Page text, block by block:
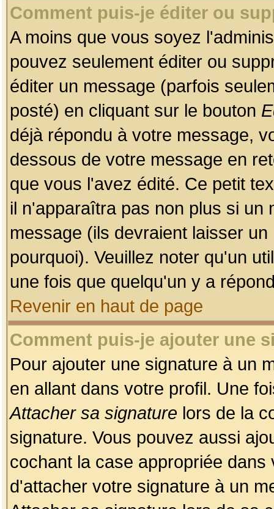
Comment puis-je éditer ou
A moins que vous soyez
pouvez seulement éditer ou
éditer un message (parfois
posté) en cliquant sur le bouton
déjà répondu à votre message,
dessous de votre message en
que vous l'avez édité. Ce petit
il n'apparaîtra pas non plus si un
message (ils devraient laisser
pourquoi). Veuillez noter qu'un
une fois que quelqu'un y a
Revenir en haut de page
Comment puis-je ajouter une
Pour ajouter une signature à un
en allant dans votre profil. Une
Attacher sa signature lors de la
signature. Vous pouvez aussi
cochant la case appropriée
d'attacher votre signature à un